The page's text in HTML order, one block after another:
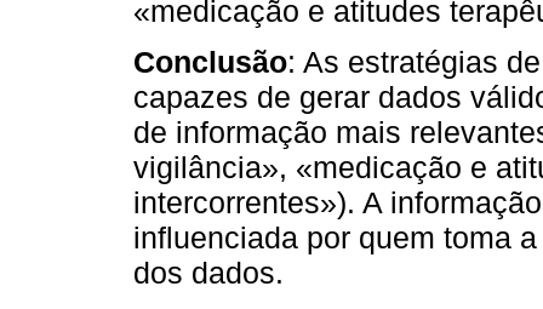
«medicação e atitudes
Conclusão: As estratégias
capazes de gerar dados
de informação mais
vigilância», «medicação e
intercorrentes»). A
influenciada por quem toma
dos dados.